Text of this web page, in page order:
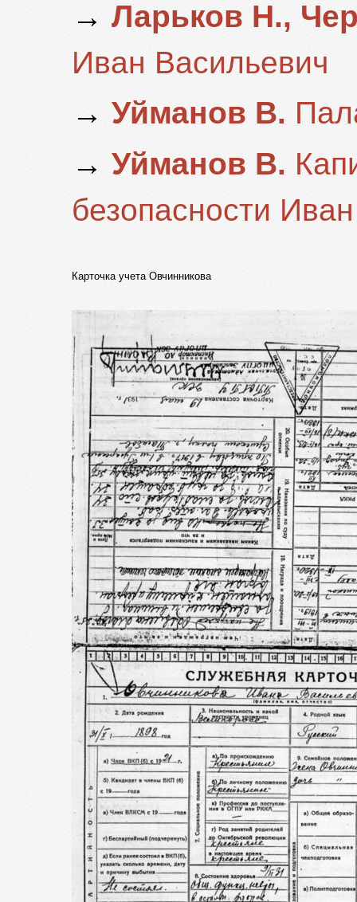
→ Ларьков Н.,
Иван Васильевич
→ Уйманов В.
→ Уйманов В.
безопасности
Карточка учета Овчинникова